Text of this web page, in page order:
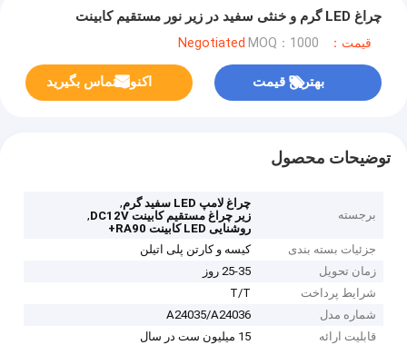
چراغ LED گرم و خنثی سفید در زیر نور مستقیم کابینت
قیمت：Negotiated MOQ：1000
بهترین قیمت اکنون تماس بگیرید
توضیحات محصول
برجسته
چراغ لامپ LED سفید گرم
,
زیر چراغ مستقیم کابینت DC12V
,
روشنایی LED کابینت RA90+
جزئیات بسته بندی
کیسه و کارتن پلی اتیلن
زمان تحویل
25-35 روز
شرایط پرداخت
T/T
شماره مدل
A24035/A24036
قابلیت ارائه
15 میلیون ست در سال